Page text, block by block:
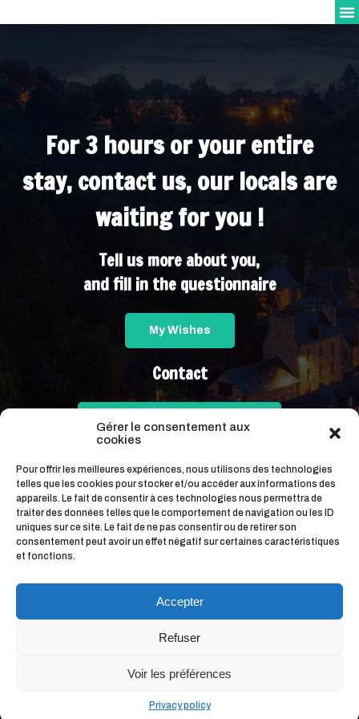
Gérer le consentement aux
cookies
Pour offrir les meilleures expériences, nous utilisons des technologies
telles que les cookies pour stocker et/ou accéder aux informations des
appareils. Le fait de consentir à ces technologies nous permettra de
traiter des données telles que le comportement de navigation ou les ID
uniques sur ce site. Le fait de ne pas consentir ou de retirer son
consentement peut avoir un effet négatif sur certaines caractéristiques
et fonctions.
Accepter
Refuser
Voir les préférences
Privacy policy
For 3 hours or your entire
stay, contact us, our locals are
waiting for you !
Tell us more about you,
and fill in the questionnaire
My Wishes
Contact
+ 33 (0)6 15 52 09 22
Privacy Policy
© 2023 Live la France. All Rights Reserved.
Conception : Impulsia Web